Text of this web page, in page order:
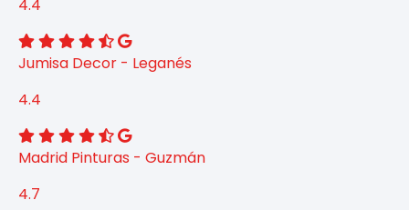
4.4
Jumisa Decor - Leganés
4.4
Madrid Pinturas - Guzmán
4.7